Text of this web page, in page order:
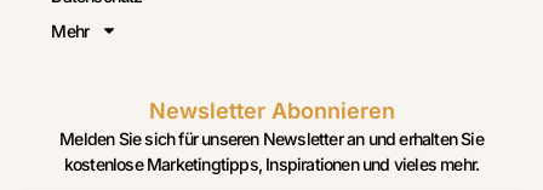
Mehr
Newsletter Abonnieren
Melden Sie sich für unseren Newsletter an und erhalten Sie
kostenlose Marketingtipps, Inspirationen und vieles mehr.